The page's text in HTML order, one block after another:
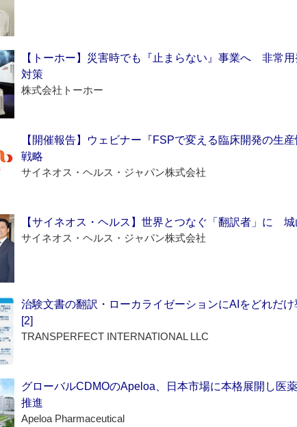
【トーホー】災害時でも『止まらない』事業へ 非常
対策
株式会社トーホー
【開催報告】ウェビナー『FSPで変える臨床開発の生
戦略
サイネオス・ヘルス・ジャパン株式会社
【サイネオス・ヘルス】世界とつなぐ「翻訳者」に 城
サイネオス・ヘルス・ジャパン株式会社
治験文書の翻訳・ローカライゼーションにAIをどれだ
[2]
TRANSPERFECT INTERNATIONAL LLC
グローバルCDMOのApeloa、日本市場に本格展開し医
推進
Apeloa Pharmaceutical